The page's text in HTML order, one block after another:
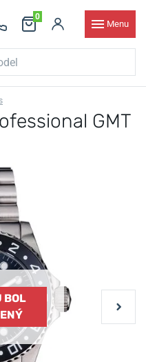
0
Menu
GMT
BOL